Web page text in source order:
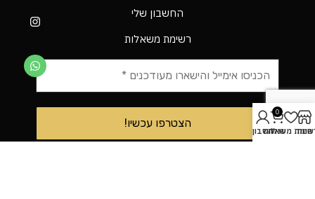
החשבון שלי
רשימת משאלות
חנות משאלות
0
עגלהחשבון